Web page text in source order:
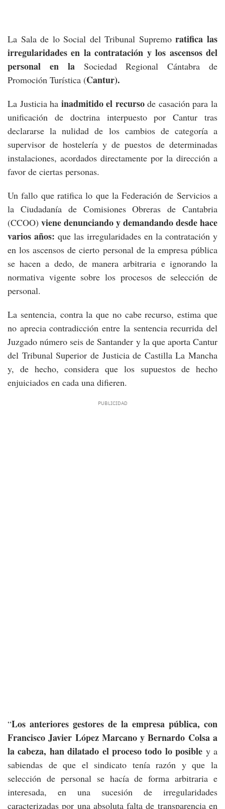
La Sala de lo Social del Tribunal Supremoratifica las
irregularidades en la contratación y los ascensos del
personal en la Sociedad Regional Cántabra de
Promoción Turística (Cantur).
La Justicia ha inadmitido el recursode casación para la
unificación de doctrina interpuesto por Cantur tras
declararse la nulidad de los cambios de categoría a
supervisor de hostelería y de puestos de determinadas
instalaciones, acordados directamente por la dirección a
favor de ciertas personas.
Un fallo que ratifica lo que la Federación de Servicios a
la Ciudadanía de Comisiones Obreras de Cantabria
(CCOO) viene denunciando y demandando desde hace
varios años: que las irregularidades en la contratación y
en los ascensos de cierto personal de la empresa pública
se hacen a dedo, de manera arbitraria e ignorando la
normativa vigente sobre los procesos de selección de
personal.
La sentencia, contra la que no cabe recurso, estima que
no aprecia contradicción entre la sentencia recurrida del
Juzgado número seis de Santander y la que aporta Cantur
del Tribunal Superior de Justicia de Castilla La Mancha
y, de hecho, considera que los supuestos de hecho
enjuiciados en cada una difieren.
“Los anteriores gestores de la empresa pública, con
Francisco Javier López Marcano y Bernardo Colsa a
la cabeza, han dilatado el proceso todo lo posible y a
sabiendas de que el sindicato tenía razón y que la
selección de personal se hacía de forma arbitraria e
interesada, en una sucesión de irregularidades
caracterizadas por una absoluta falta de transparencia en